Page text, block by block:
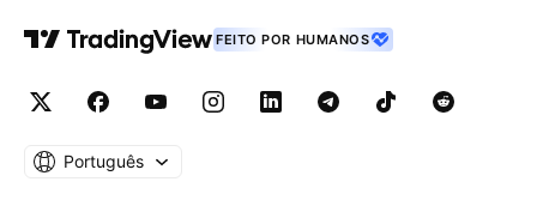
FEITO POR HUMANOS
Português